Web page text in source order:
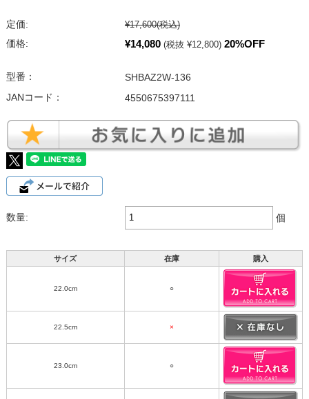
定価: ¥17,600(税込)
価格:
¥14,080 (税抜 ¥12,800) 20%OFF
型番：
SHBAZ2W-136
JANコード：
4550675397111
数量: 個
サイズ 在庫 購入
22.0cm ○
22.5cm ×
23.0cm ○